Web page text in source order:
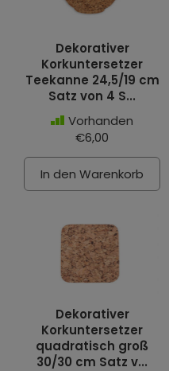
Dekorativer
Korkuntersetzer
Teekanne 24,5/19 cm
Satz von 4 S...
Vorhanden
€6,00
In den Warenkorb
Dekorativer
Korkuntersetzer
quadratisch groß
30/30 cm Satz v...